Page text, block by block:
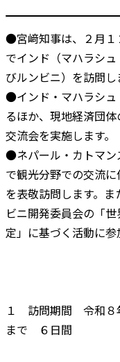
●宮﨑知事は、２月１
でインド（マハラシ
びルンビニ）を訪問し
●インド・マハラシュ
るほか、現地経済団
交流会を実施します。
●ネパール・カトマン
で観光分野での交流
を表敬訪問します。
ビニ開発委員会の「
定」に基づく活動に参
１ 訪問期間 令和８
まで ６日間